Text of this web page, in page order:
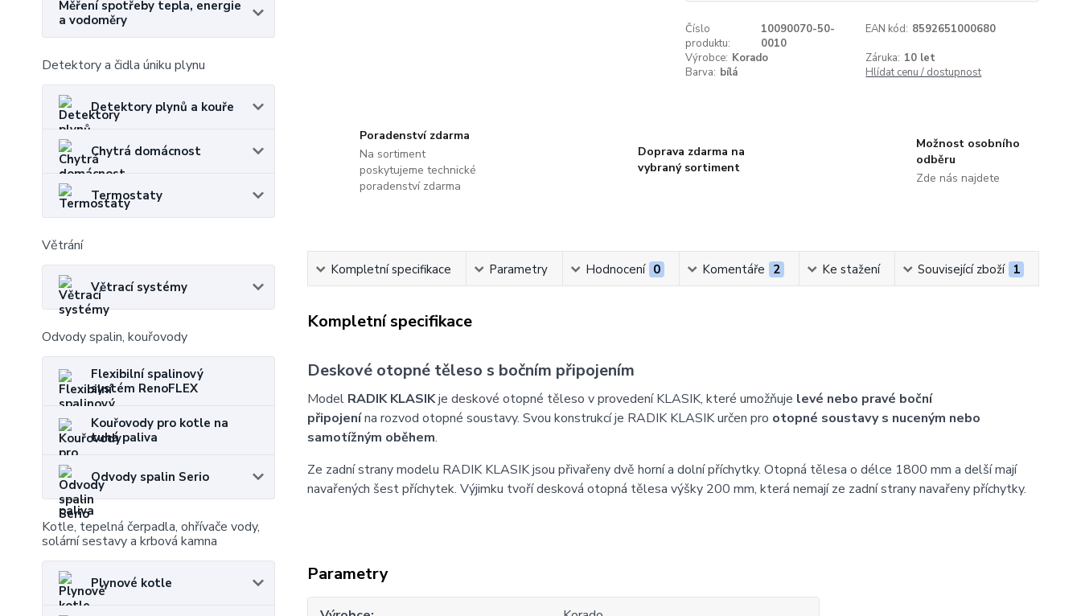
Měření spotřeby tepla, energie
a vodoměry
Detektory a čidla úniku plynu
Detektory plynů a kouře
Chytrá domácnost
Termostaty
Větrání
Větrací systémy
Odvody spalin, kouřovody
Flexibilní spalinový
systém RenoFLEX
Kouřovody pro kotle na
tuhá paliva
Odvody spalin Serio
Kotle, tepelná čerpadla, ohřívače vody,
solární sestavy a krbová kamna
Plynové kotle
Číslo
produktu:
10090070-50-
0010
EAN kód: 8592651000680
Výrobce: Korado Záruka: 10 let
Barva: bílá Hlídat cenu / dostupnost
Poradenství zdarma
Na sortiment
poskytujeme technické
poradenství zdarma
Doprava zdarma na
vybraný sortiment
Možnost osobního
odběru
Zde nás najdete
Kompletní specifikace Parametry Hodnocení 0 Komentáře 2 Ke stažení Související zboží 1
Kompletní specifikace
Deskové otopné těleso s bočním připojením
Model RADIK KLASIKje deskové otopné těleso v provedení KLASIK, které umožňuje levé nebo pravé boční
připojenína rozvod otopné soustavy. Svou konstrukcí je RADIK KLASIK určen pro otopné soustavy s nuceným nebo
samotížným oběhem.
Ze zadní strany modelu RADIK KLASIK jsou přivařeny dvě horní a dolní příchytky. Otopná tělesa o délce 1800 mm a delší mají
navařených šest příchytek. Výjimku tvoří desková otopná tělesa výšky 200 mm, která nemají ze zadní strany navařeny příchytky.
Parametry